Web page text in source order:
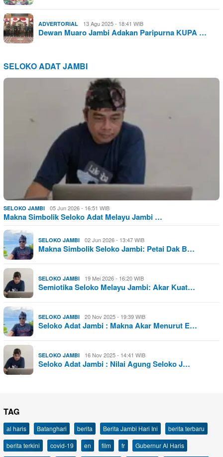
ADVERTORIAL 13 Agu 2025 - 18:41 WIB
Dewan Muaro Jambi Adakan Paripurna KUPA …
SELOKO ADAT JAMBI
SELOKO JAMBI 05 Jun 2026 - 16:51 WIB
Makna Simbolik Seloko Adat Melayu Jambi …
SELOKO JAMBI 02 Jun 2026 - 13:47 WIB
Makna Simbolik Seloko Jambi: Petai Dak B…
SELOKO JAMBI 19 Mei 2026 - 16:20 WIB
Semiotika Seloko Melayu Jambi: Akar Kuat…
SELOKO JAMBI 20 Nov 2025 - 19:39 WIB
Seloko Adat Jambi : Makna Akar Menurut E…
SELOKO JAMBI 16 Nov 2025 - 14:41 WIB
Seloko Adat Jambi : Nilai Agung Seloko J…
TAG
al haris Batanghari berita Berita Jambi Hari Ini
berita terbaru
berita terkini
covid-19 en film fr
Gubernur Al Haris